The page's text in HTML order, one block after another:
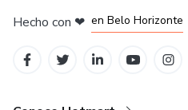
Hecho con ❤ en Belo Horizonte